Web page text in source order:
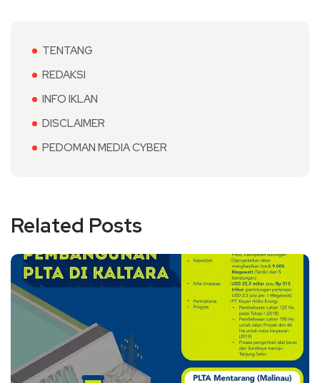
TENTANG
REDAKSI
INFO IKLAN
DISCLAIMER
PEDOMAN MEDIA CYBER
Related Posts